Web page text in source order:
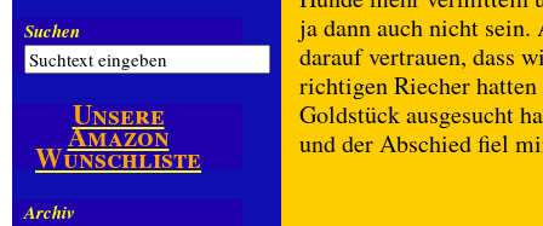
ja dann auch nicht sein.
darauf vertrauen, dass
richtigen Riecher
Goldstück ausgesucht
und der Abschied fiel
Suchen
Unsere
Amazon
Wunschliste
Archiv